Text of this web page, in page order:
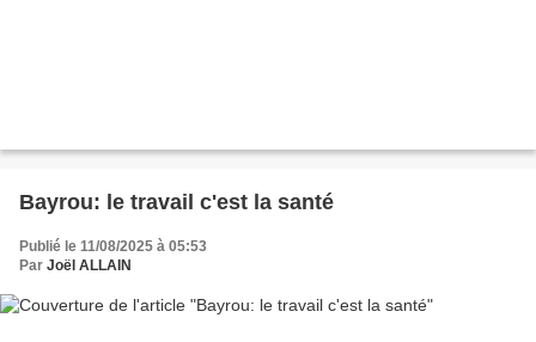
Bayrou: le travail c'est la santé
Publié le 11/08/2025 à 05:53
Par Joël ALLAIN